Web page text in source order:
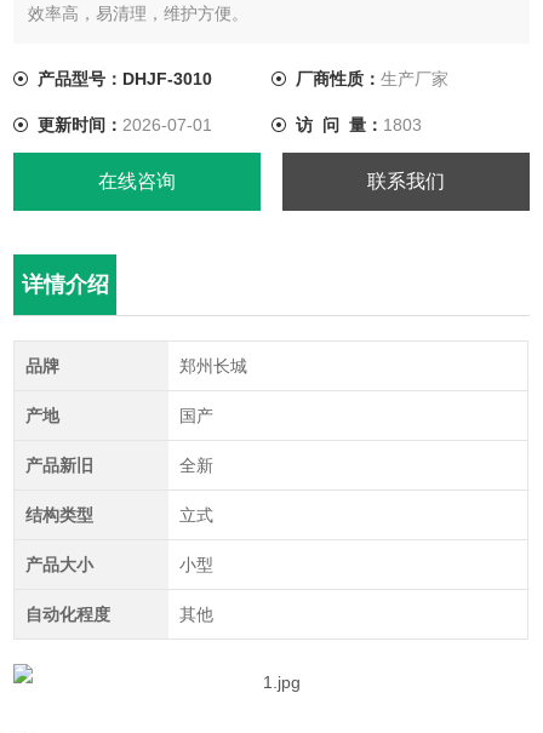
效率高，易清理，维护方便。
产品型号：DHJF-3010 厂商性质： 生产厂家
更新时间： 2026-07-01 访 问 量： 1803
在线咨询 联系我们
详情介绍
品牌 郑州长城
产地 国产
产品新旧 全新
结构类型 立式
产品大小 小型
自动化程度 其他